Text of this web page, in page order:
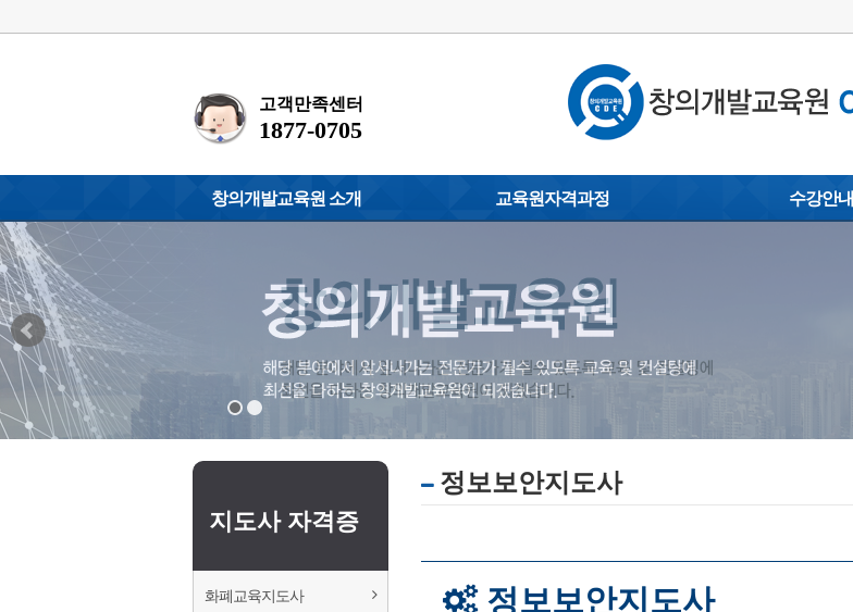
고객만족센터
1877-0705
창의개발교육원 소개
찾아오시는 길
교육원자격과정
거울글씨(싸인체)
환경관리사
청소년/노인심리지도
소프트웨어지도사
정보보안지도사
인공지능지도사
왁싱전문교육강사
왁싱전문코디네이터
탄소배출권중개상담사
코딩전문지도사
문예교육지도사
스마트폰활용지도사
옥내외광고지도사
블록체인기술지도사
수강안내
지도사 자격증
화폐교육지도사
정보보안지도사
정보보안지도사